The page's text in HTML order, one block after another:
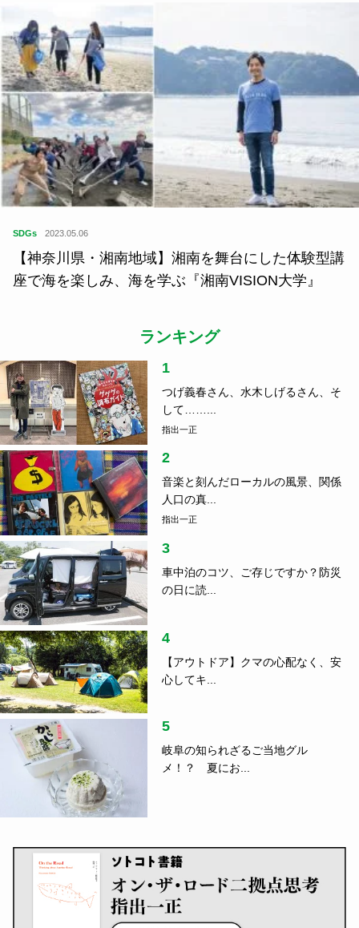
SDGs 2023.05.06
【神奈川県・湘南地域】湘南を舞台にした体験型講
座で海を楽しみ、海を学ぶ『湘南VISION大学』
ランキング
1
つげ義春さん、水木しげるさん、そ
して……...
指出一正
2
音楽と刻んだローカルの風景、関係
人口の真...
指出一正
3
車中泊のコツ、ご存じですか？防災
の日に読...
4
【アウトドア】クマの心配なく、安
心してキ...
5
岐阜の知られざるご当地グル
メ！？ 夏にお...